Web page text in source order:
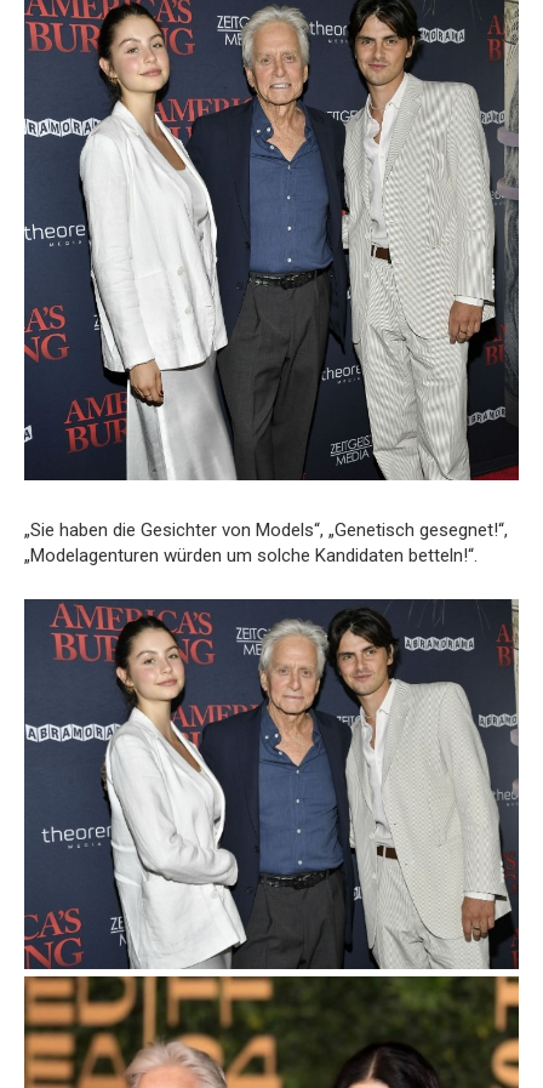
„Sie haben die Gesichter von Models“, „Genetisch gesegnet!“,
„Modelagenturen würden um solche Kandidaten betteln!“.